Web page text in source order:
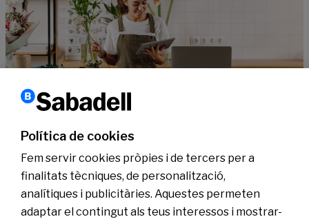
Finançament empreses
Coneix-nos
Política de cookies
Fem servir cookies pròpies i de tercers per a
finalitats tècniques, de personalització,
analítiques i publicitàries. Aquestes permeten
adaptar el contingut als teus interessos i mostrar-